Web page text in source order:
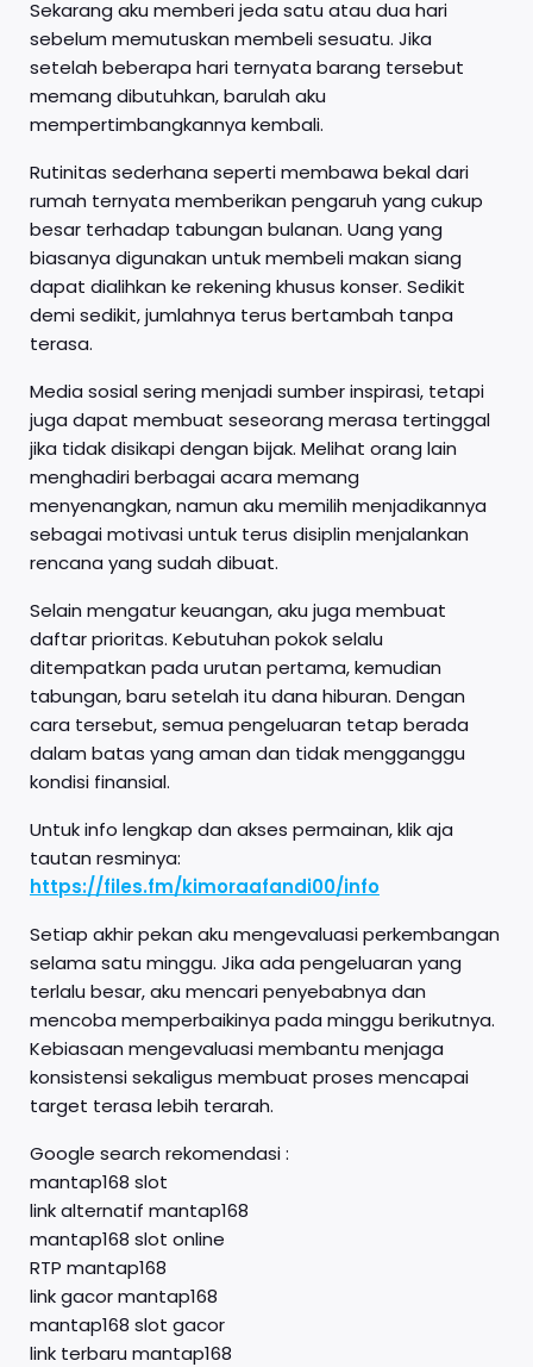
Sekarang aku memberi jeda satu atau dua hari
sebelum memutuskan membeli sesuatu. Jika
setelah beberapa hari ternyata barang tersebut
memang dibutuhkan, barulah aku
mempertimbangkannya kembali.
Rutinitas sederhana seperti membawa bekal dari
rumah ternyata memberikan pengaruh yang cukup
besar terhadap tabungan bulanan. Uang yang
biasanya digunakan untuk membeli makan siang
dapat dialihkan ke rekening khusus konser. Sedikit
demi sedikit, jumlahnya terus bertambah tanpa
terasa.
Media sosial sering menjadi sumber inspirasi, tetapi
juga dapat membuat seseorang merasa tertinggal
jika tidak disikapi dengan bijak. Melihat orang lain
menghadiri berbagai acara memang
menyenangkan, namun aku memilih menjadikannya
sebagai motivasi untuk terus disiplin menjalankan
rencana yang sudah dibuat.
Selain mengatur keuangan, aku juga membuat
daftar prioritas. Kebutuhan pokok selalu
ditempatkan pada urutan pertama, kemudian
tabungan, baru setelah itu dana hiburan. Dengan
cara tersebut, semua pengeluaran tetap berada
dalam batas yang aman dan tidak mengganggu
kondisi finansial.
Untuk info lengkap dan akses permainan, klik aja
tautan resminya:
https://files.fm/kimoraafandi00/info
Setiap akhir pekan aku mengevaluasi perkembangan
selama satu minggu. Jika ada pengeluaran yang
terlalu besar, aku mencari penyebabnya dan
mencoba memperbaikinya pada minggu berikutnya.
Kebiasaan mengevaluasi membantu menjaga
konsistensi sekaligus membuat proses mencapai
target terasa lebih terarah.
Google search rekomendasi :
mantap168 slot
link alternatif mantap168
mantap168 slot online
RTP mantap168
link gacor mantap168
mantap168 slot gacor
link terbaru mantap168